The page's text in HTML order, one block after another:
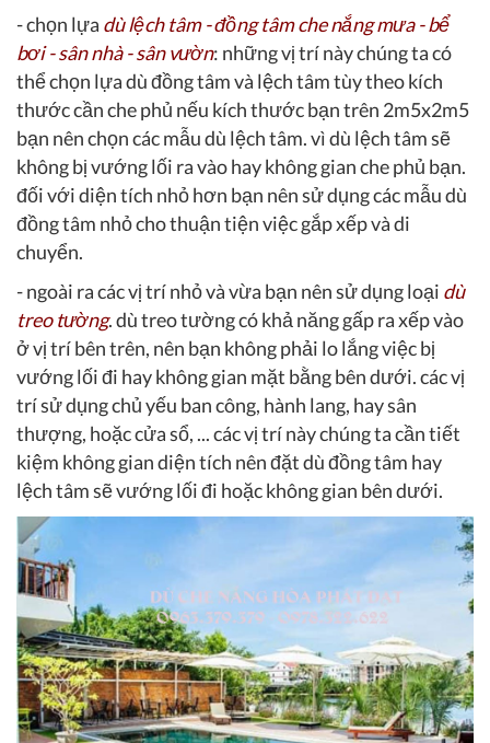
- chọn lựa dù lệch tâm - đồng tâm che nắng mưa - bể
bơi - sân nhà - sân vườn: những vị trí này chúng ta có
thể chọn lựa dù đồng tâm và lệch tâm tùy theo kích
thước cần che phủ nếu kích thước bạn trên 2m5x2m5
bạn nên chọn các mẫu dù lệch tâm. vì dù lệch tâm sẽ
không bị vướng lối ra vào hay không gian che phủ bạn.
đối với diện tích nhỏ hơn bạn nên sử dụng các mẫu dù
đồng tâm nhỏ cho thuận tiện việc gắp xếp và di
chuyển.
- ngoài ra các vị trí nhỏ và vừa bạn nên sử dụng loại dù
treo tường. dù treo tường có khả năng gấp ra xếp vào
ở vị trí bên trên, nên bạn không phải lo lắng việc bị
vướng lối đi hay không gian mặt bằng bên dưới. các vị
trí sử dụng chủ yếu ban công, hành lang, hay sân
thượng, hoặc cửa sổ, ... các vị trí này chúng ta cần tiết
kiệm không gian diện tích nên đặt dù đồng tâm hay
lệch tâm sẽ vướng lối đi hoặc không gian bên dưới.